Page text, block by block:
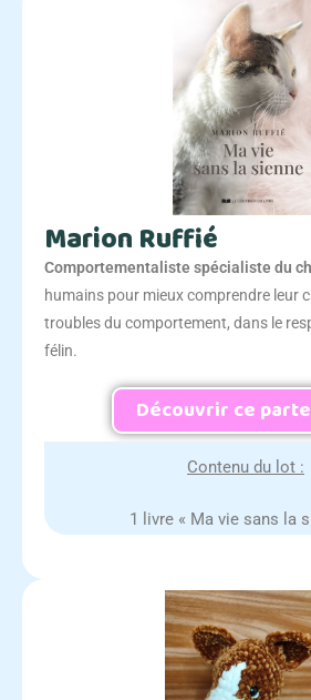
Marion Ruffié
Comportementaliste spécialiste du
humains pour mieux comprendre leur
troubles du comportement, dans le
félin.
Découvrir ce
Contenu du lot :
1 livre « Ma vie sans la